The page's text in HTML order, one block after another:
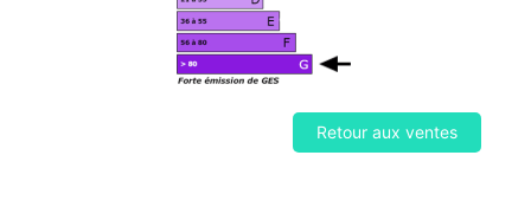
Retour aux ventes